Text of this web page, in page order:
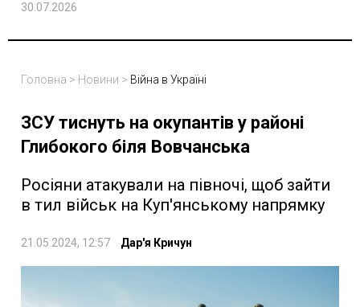
30.07.2026
Головна > Новини > Війна в Україні
ЗСУ тиснуть на окупантів у районі
Глибокого біля Вовчанська
Росіяни атакували на півночі, щоб зайти
в тил військ на Куп'янському напрямку
21.05.2024, 12:57 Дар'я Кричун